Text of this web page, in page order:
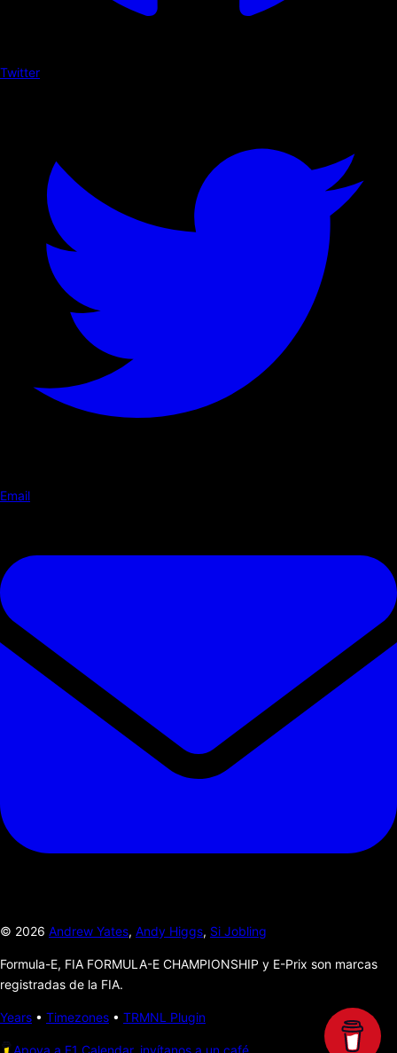
Twitter
Email
© 2026 Andrew Yates, Andy Higgs, Si Jobling
Formula-E, FIA FORMULA-E CHAMPIONSHIP y E-Prix son marcas
registradas de la FIA.
Years • Timezones • TRMNL Plugin
Apoya a F1 Calendar, invítanos a un café.